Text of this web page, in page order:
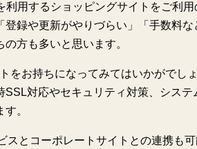
用するショッピングサイトをご利用
登録や更新がやりづらい」「手数料
方も多いと思います。
をお持ちになってみてはいかがでし
SSL対応やセキュリティ対策、システ
。
スとコーポレートサイトとの連携も可